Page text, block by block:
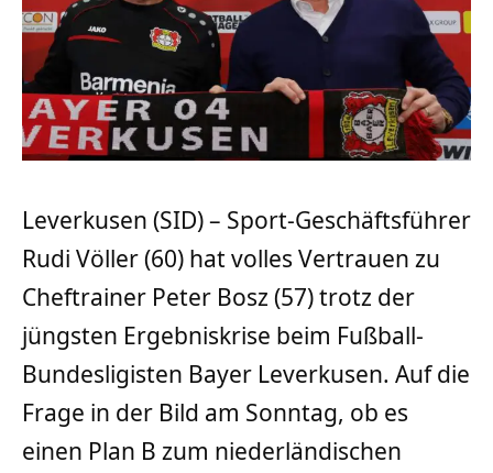
Leverkusen (SID) – Sport-Geschäftsführer
Rudi Völler (60) hat volles Vertrauen zu
Cheftrainer Peter Bosz (57) trotz der
jüngsten Ergebniskrise beim Fußball-
Bundesligisten Bayer Leverkusen. Auf die
Frage in der Bild am Sonntag, ob es
einen Plan B zum niederländischen